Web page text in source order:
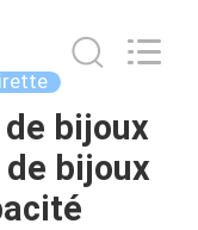
bijoux
bijoux